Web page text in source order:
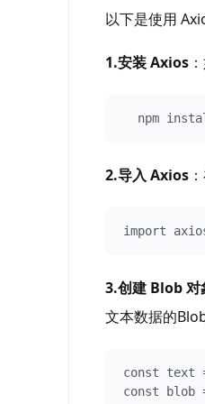
以下是使用
1.安装 Axios
npm
2.导入 Axios
import
3.创建 Blob 对
文本数据的
const text
const